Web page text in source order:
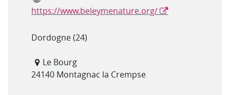
https://www.beleymenature.org/
Département(s)
Dordogne (24)
Le Bourg
24140 Montagnac la Crempse